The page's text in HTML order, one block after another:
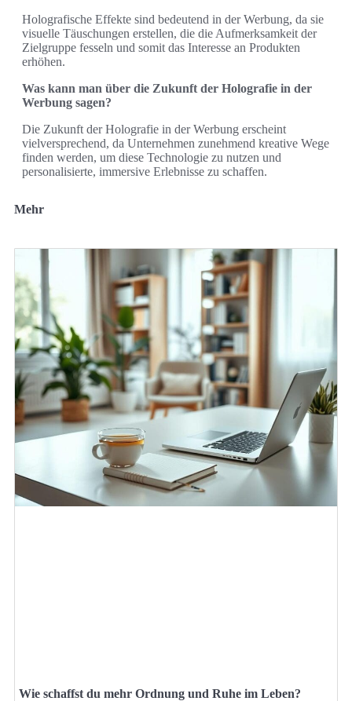
Holografische Effekte sind bedeutend in der Werbung, da sie
visuelle Täuschungen erstellen, die die Aufmerksamkeit der
Zielgruppe fesseln und somit das Interesse an Produkten
erhöhen.
Was kann man über die Zukunft der Holografie in der
Werbung sagen?
Die Zukunft der Holografie in der Werbung erscheint
vielversprechend, da Unternehmen zunehmend kreative Wege
finden werden, um diese Technologie zu nutzen und
personalisierte, immersive Erlebnisse zu schaffen.
Mehr
Wie schaffst du mehr Ordnung und Ruhe im Leben?